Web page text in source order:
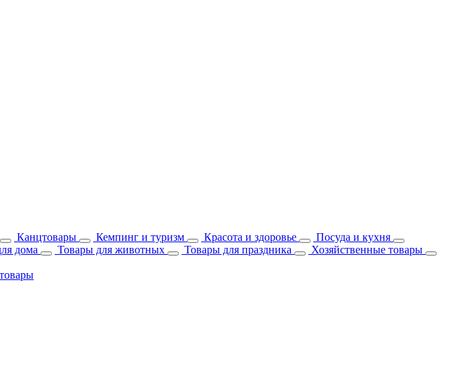
Канцтовары Кемпинг и туризм Красота и здоровье
Посуда и кухня
дома Товары для животных Товары для праздника
Хозяйственные товары